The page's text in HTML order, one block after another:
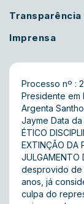
Transparência
Imprensa
Processo nº :
Presidente em
Argenta
Jayme Data da
ÉTICO
EXTINÇÃO DA
JULGAMENTO
desprovido de
anos, já
culpa do